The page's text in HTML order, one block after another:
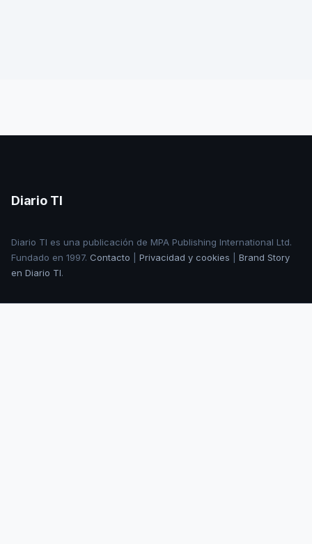
Diario TI
Diario TI es una publicación de MPA Publishing International Ltd.
Fundado en 1997. Contacto Privacidad y cookies
Brand Story
en Diario TI.